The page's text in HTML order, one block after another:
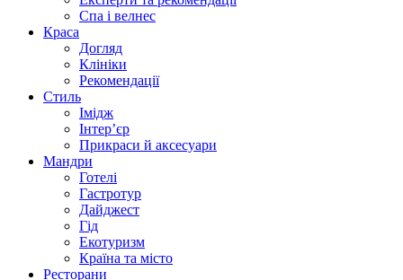
Спа i велнес
Краса
Догляд
Клініки
Рекомендації
Стиль
Імідж
Інтер’єр
Прикраси й аксесуари
Мандри
Готелі
Гастротур
Дайджест
Гід
Екотуризм
Країна та місто
Ресторани